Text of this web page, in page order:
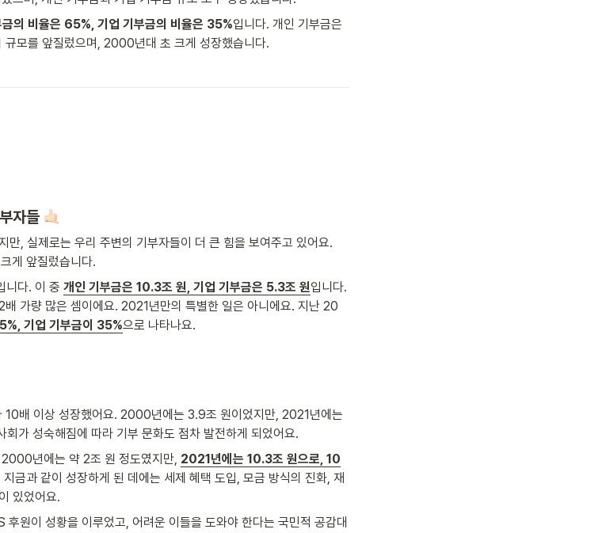
금의 비율은 65%, 기업 기부금의 비율은 35%입니다. 개인 기부금은
모를 앞질렀으며, 2000년대 초 크게 성장했습니다.
자들
만, 실제로는 우리 주변의 기부자들이 더 큰 힘을 보여주고 있어요.
게 앞질렀습니다.
니다. 이 중 개인 기부금은 10.3조 원, 기업 기부금은 5.3조 원입니다.
가량 많은 셈이에요. 2021년만의 특별한 일은 아니에요. 지난 20
기업 기부금이 35%으로 나타나요.
10배 이상 성장했어요. 2000년에는 3.9조 원이었지만, 2021년에는
가 성숙해짐에 따라 기부 문화도 점차 발전하게 되었어요.
년에는 약 2조 원 정도였지만, 2021년에는 10.3조 원으로, 10
금과 같이 성장하게 된 데에는 세제 혜택 도입, 모금 방식의 진화, 재
있었어요.
원이 성황을 이루었고, 어려운 이들을 도와야 한다는 국민적 공감대